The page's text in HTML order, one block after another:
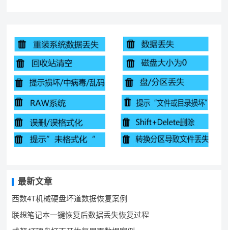
最新文章
西数4T机械硬盘坏道数据恢复案例
联想笔记本一键恢复后数据丢失恢复过程